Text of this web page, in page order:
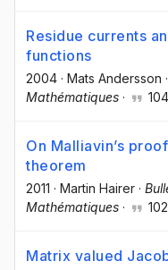
Residue currents
functions
2004 · Mats Andersson ·
Mathématiques · 104
On Malliavinʼs
theorem
2011 · Martin Hairer ·
Mathématiques · 102
Matrix valued